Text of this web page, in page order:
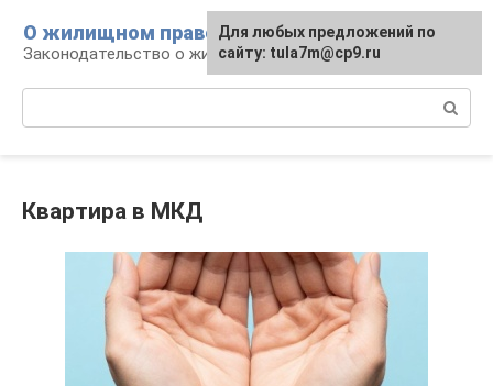
контенту
О жилищном праве
Законодательство о жилье и земле
Квартира в МКД
Для любых предложений по
сайту: tula7m@cp9.ru